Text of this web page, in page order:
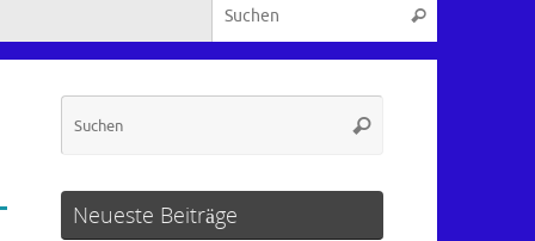
Suchen
Suchen
Neueste Beiträge